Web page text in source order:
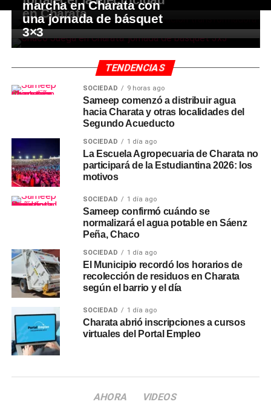
en Charata
marcha en Charata con
una jornada de básquet
3×3
TENDENCIAS
SOCIEDAD 9 horas ago
Sameep comenzó a distribuir agua
hacia Charata y otras localidades del
Segundo Acueducto
SOCIEDAD 1 día ago
La Escuela Agropecuaria de Charata no
participará de la Estudiantina 2026: los
motivos
SOCIEDAD 1 día ago
Sameep confirmó cuándo se
normalizará el agua potable en Sáenz
Peña, Chaco
SOCIEDAD 1 día ago
El Municipio recordó los horarios de
recolección de residuos en Charata
según el barrio y el día
SOCIEDAD 1 día ago
Charata abrió inscripciones a cursos
virtuales del Portal Empleo
AHORA VIDEOS